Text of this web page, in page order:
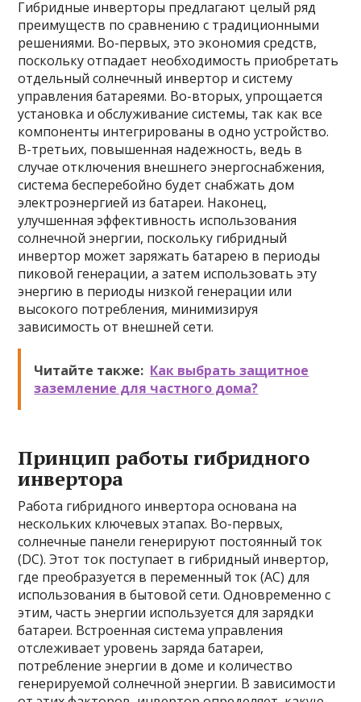
Гибридные инверторы предлагают целый ряд
преимуществ по сравнению с традиционными
решениями. Во-первых, это экономия средств,
поскольку отпадает необходимость приобретать
отдельный солнечный инвертор и систему
управления батареями. Во-вторых, упрощается
установка и обслуживание системы, так как все
компоненты интегрированы в одно устройство.
В-третьих, повышенная надежность, ведь в
случае отключения внешнего энергоснабжения,
система бесперебойно будет снабжать дом
электроэнергией из батареи. Наконец,
улучшенная эффективность использования
солнечной энергии, поскольку гибридный
инвертор может заряжать батарею в периоды
пиковой генерации, а затем использовать эту
энергию в периоды низкой генерации или
высокого потребления, минимизируя
зависимость от внешней сети.
Читайте также: Как выбрать защитное
заземление для частного дома?
Принцип работы гибридного
инвертора
Работа гибридного инвертора основана на
нескольких ключевых этапах. Во-первых,
солнечные панели генерируют постоянный ток
(DC). Этот ток поступает в гибридный инвертор,
где преобразуется в переменный ток (AC) для
использования в бытовой сети. Одновременно с
этим, часть энергии используется для зарядки
батареи. Встроенная система управления
отслеживает уровень заряда батареи,
потребление энергии в доме и количество
генерируемой солнечной энергии. В зависимости